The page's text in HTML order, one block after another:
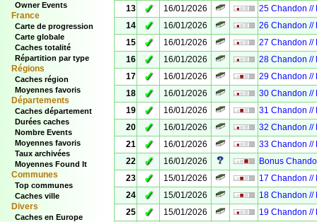
Owner Events
France
Carte de progression
Carte globale
Caches totalité
Répartition par type
Régions
Caches région
Moyennes favoris
Départements
Caches département
Durées caches
Nombre Events
Moyennes favoris
Taux archivées
Moyennes Found It
Communes
Top communes
Caches ville
Divers
Caches en Europe
13
✓ 16/01/2026
25 Chandon //
14
✓ 16/01/2026
26 Chandon //
15
✓ 16/01/2026
27 Chandon //
16
✓ 16/01/2026
28 Chandon //
17
✓ 16/01/2026
29 Chandon //
18
✓ 16/01/2026
30 Chandon //
19
✓ 16/01/2026
31 Chandon //
20
✓ 16/01/2026
32 Chandon //
21
✓ 16/01/2026
33 Chandon //
22
✓ 16/01/2026
Bonus
23
✓ 15/01/2026
17 Chandon //
24
✓ 15/01/2026
18 Chandon //
25
✓ 15/01/2026
19 Chandon //